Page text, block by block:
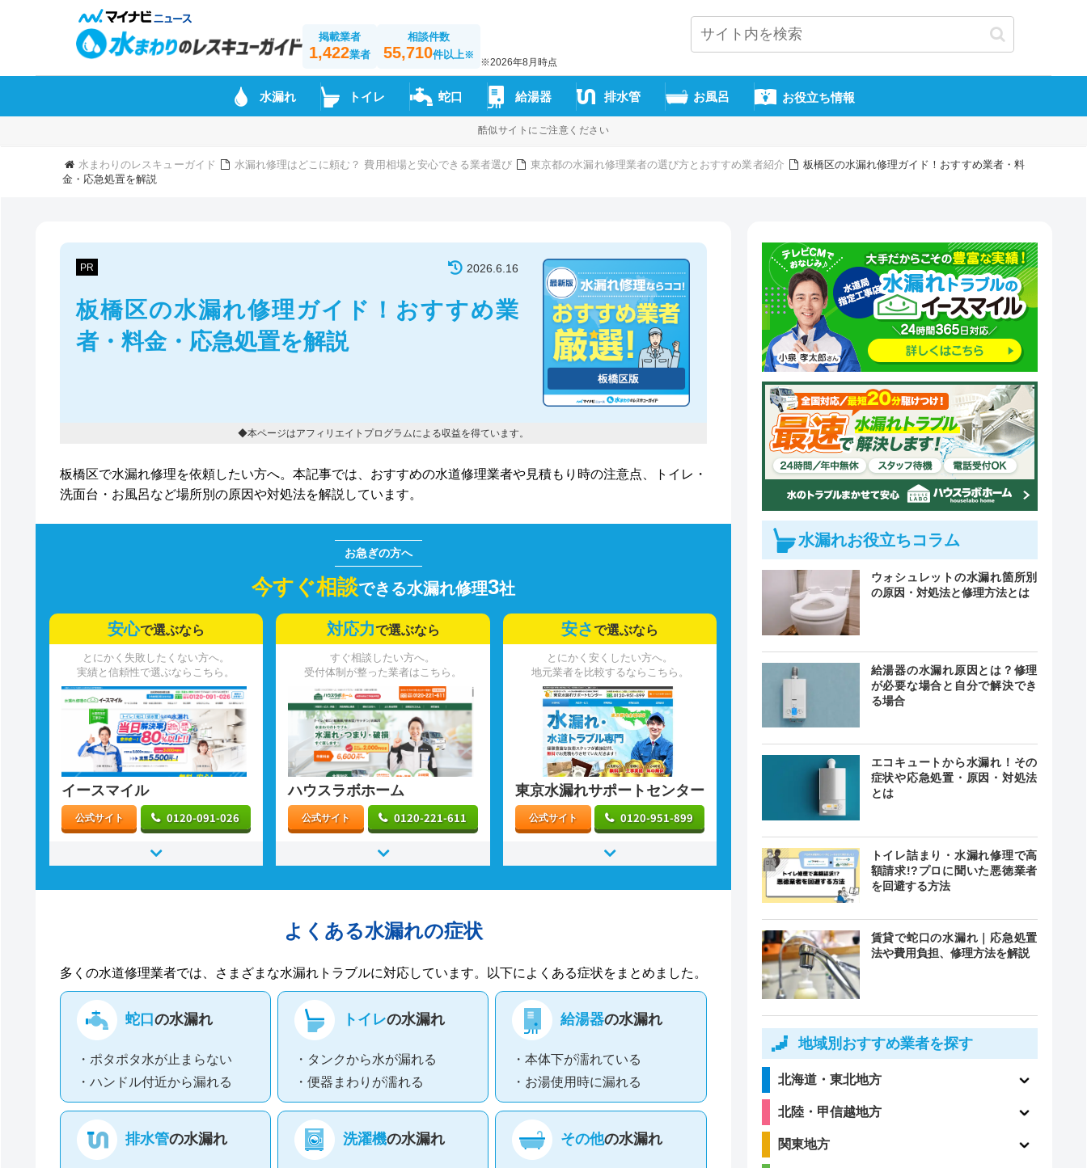
掲載業者
1,422業者
相談件数
55,710件以上※
※2026年8月時点
水漏れ トイレ 蛇口 給湯器 排水管 お風呂 お役立ち情報
酷似サイトにご注意ください
水まわりのレスキューガイド 水漏れ修理はどこに頼む？ 費用相場と安心できる業者選び 東京都の水漏れ修理業者の選び方とおすすめ業者紹介
板橋区の水漏れ修理ガイド！おすすめ業者・料
金・応急処置を解説
PR 2026.6.16
板橋区の水漏れ修理ガイド！おすすめ業
者・料金・応急処置を解説
◆本ページはアフィリエイトプログラムによる収益を得ています。
板橋区で水漏れ修理を依頼したい方へ。本記事では、おすすめの水道修理業者や見積もり時の注意点、トイレ・
洗面台・お風呂など場所別の原因や対処法を解説しています。
今すぐ相談できる水漏れ修理3社
安心で選ぶなら
とにかく失敗したくない方へ。
実績と信頼性で選ぶならこちら。
イースマイル
公式サイト 0120-091-026
対応力で選ぶなら
すぐ相談したい方へ。
受付体制が整った業者はこちら。
ハウスラボホーム
公式サイト 0120-221-611
安さで選ぶなら
とにかく安くしたい方へ。
地元業者を比較するならこちら。
東京水漏れサポートセンター
公式サイト 0120-951-899
よくある水漏れの症状
多くの水道修理業者では、さまざまな水漏れトラブルに対応しています。以下によくある症状をまとめました。
蛇口 の水漏れ
・ポタポタ水が止まらない
・ハンドル付近から漏れる
トイレの水漏れ
・タンクから水が漏れる
・便器まわりが濡れる
給湯器の水漏れ
・本体下が濡れている
・お湯使用時に漏れる
排水管の水漏れ 洗濯機の水漏れ その他の水漏れ
水漏れお役立ちコラム
ウォシュレットの水漏れ箇所別
の原因・対処法と修理方法とは
給湯器の水漏れ原因とは？修理
が必要な場合と自分で解決でき
る場合
エコキュートから水漏れ！その
症状や応急処置・原因・対処法
とは
トイレ詰まり・水漏れ修理で高
額請求!?プロに聞いた悪徳業者
を回避する方法
賃貸で蛇口の水漏れ｜応急処置
法や費用負担、修理方法を解説
地域別おすすめ業者を探す
北海道・東北地方
北陸・甲信越地方
関東地方